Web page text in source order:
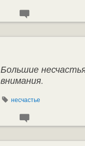
Большие
внимания.
несчастье